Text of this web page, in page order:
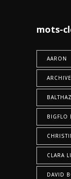
mots-
AARON
ARCHIVE
BIGFLO
CLARA
DAVID